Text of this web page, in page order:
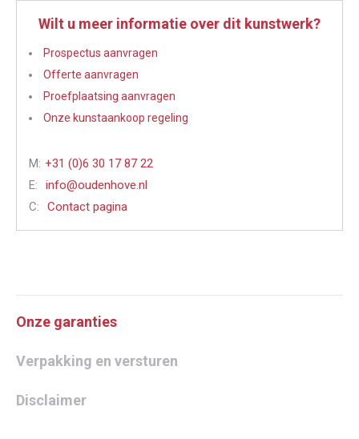
Wilt u meer informatie over dit kunstwerk?
Prospectus aanvragen
Offerte aanvragen
Proefplaatsing aanvragen
Onze kunstaankoop regeling
M: +31 (0)6 30 17 87 22
E:
info@oudenhove.nl
C:
Contact pagina
Onze garanties
Verpakking en versturen
Disclaimer